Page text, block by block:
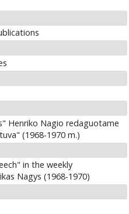
Henriko Nagio redaguotame
(1968-1970 m.)
in the weekly
Nagys (1968-1970)